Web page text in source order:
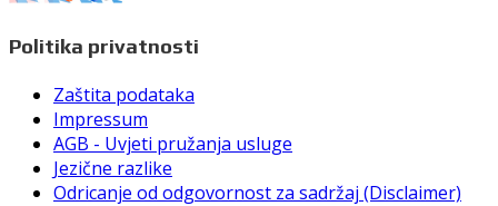
Politika privatnosti
Zaštita podataka
Impressum
AGB - Uvjeti pružanja usluge
Jezične razlike
Odricanje od odgovornost za sadržaj (Disclaimer)